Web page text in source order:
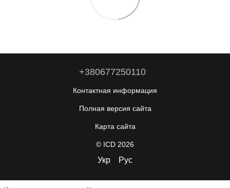
+380677250110
Контактная информация
Полная версия сайта
Карта сайта
© ICD 2026
Укр Рус